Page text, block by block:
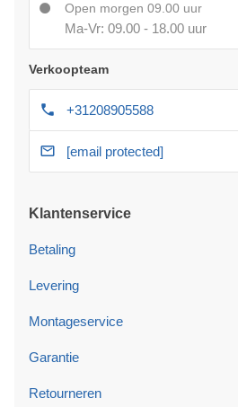
Open morgen 09.00 uur
Ma-Vr: 09.00 - 18.00 uur
Verkoopteam
+31208905588
[email protected]
Klantenservice
Betaling
Levering
Montageservice
Garantie
Retourneren